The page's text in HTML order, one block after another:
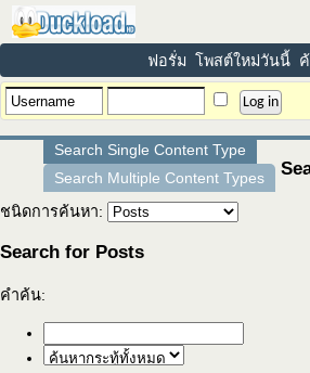
ฟอรั่ม โพสต์ใหม่วันนี้
Search Single Content Type
Search Multiple Content Types
ชนิดการค้นหา:
Search for Posts
คำค้น: